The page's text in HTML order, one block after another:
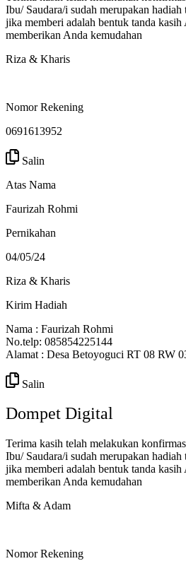
Ibu/ Saudara/i sudah merupakan
jika memberi adalah bentuk tanda
memberikan Anda kemudahan
Riza & Kharis
Nomor Rekening
0691613952
Salin
Atas Nama
Faurizah Rohmi
Pernikahan
04/05/24
Riza & Kharis
Kirim Hadiah
Nama : Faurizah Rohmi
No.telp: 085854225144
Alamat : Desa Betoyoguci RT 08 RW
Salin
Dompet Digital
Terima kasih telah melakukan
Ibu/ Saudara/i sudah merupakan
jika memberi adalah bentuk tanda
memberikan Anda kemudahan
Mifta & Adam
Nomor Rekening